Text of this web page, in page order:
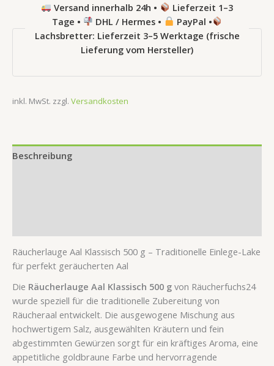
Versand innerhalb 24h •
Lieferzeit 1–3
Tage •
DHL / Hermes •
PayPal •
Lachsbretter: Lieferzeit 3–5 Werktage (frische
Lieferung vom Hersteller)
inkl. MwSt. zzgl. Versandkosten
Beschreibung
Räucherlauge Aal Klassisch 500 g – Traditionelle Einlege-Lake
für perfekt geräucherten Aal
Die Räucherlauge Aal Klassisch 500 g von Räucherfuchs24
wurde speziell für die traditionelle Zubereitung von
Räucheraal entwickelt. Die ausgewogene Mischung aus
hochwertigem Salz, ausgewählten Kräutern und fein
abgestimmten Gewürzen sorgt für ein kräftiges Aroma, eine
appetitliche goldbraune Farbe und hervorragende